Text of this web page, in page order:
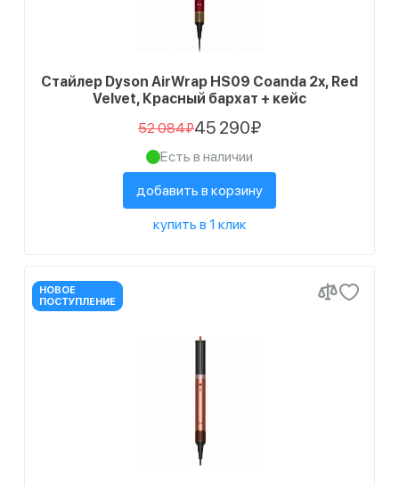
Стайлер Dyson AirWrap HS09 Coanda 2x, Red
Velvet, Красный бархат + кейс
52 084₽45 290₽
Есть в наличии
добавить в корзину
купить в 1 клик
НОВОЕ
ПОСТУПЛЕНИЕ